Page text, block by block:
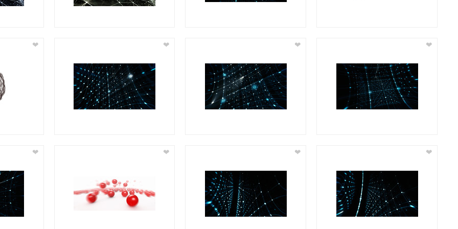
❤ ❤ ❤ ❤
❤ ❤ ❤ ❤